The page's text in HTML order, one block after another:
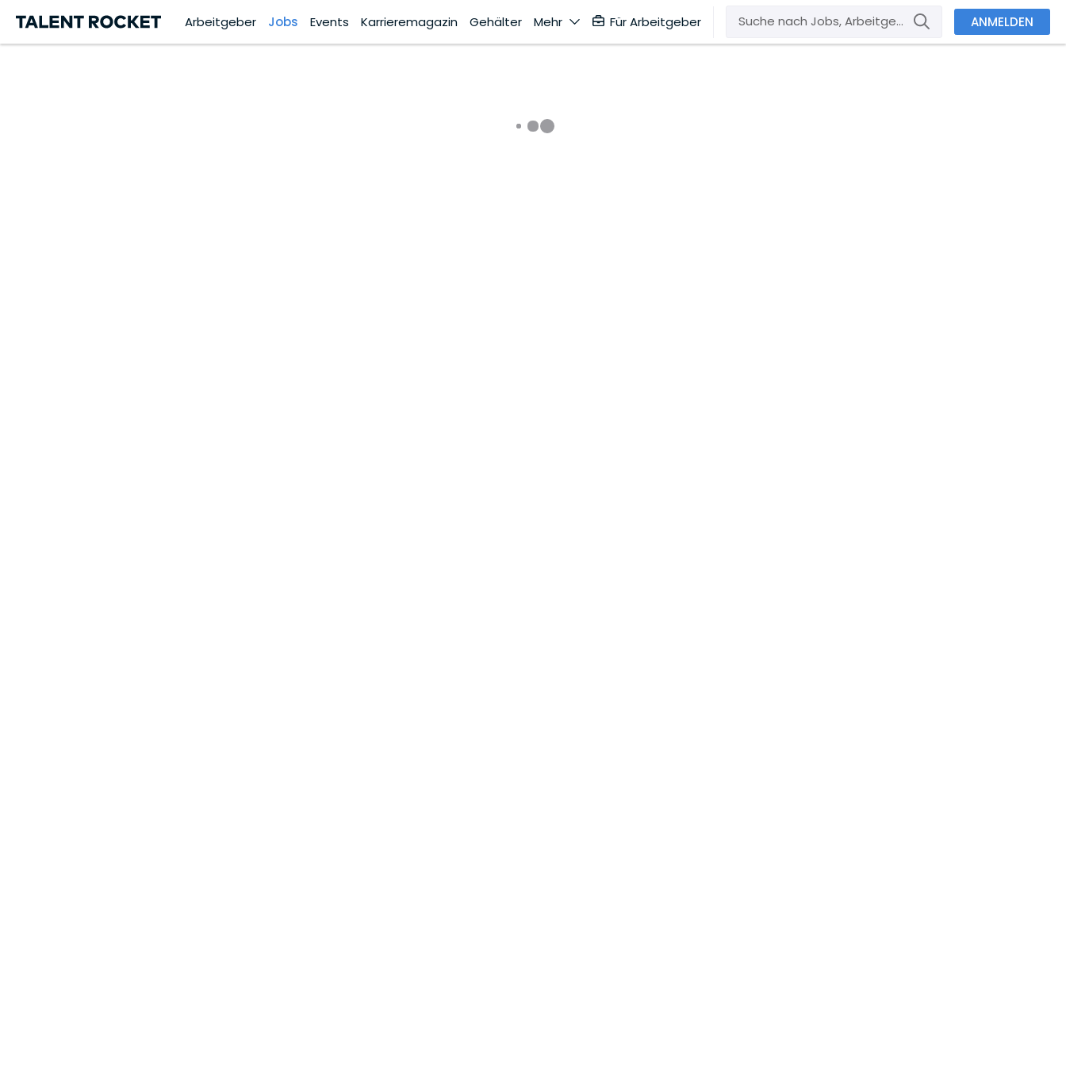
Arbeitgeber Jobs Events Karrieremagazin Gehälter Mehr Für Arbeitgeber ANMELDEN